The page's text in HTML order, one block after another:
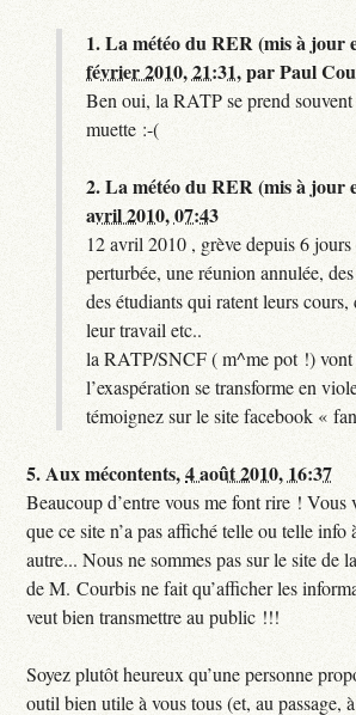
1.La météo du RER (mis à jour
février 2010, 21:31,parPaul
Ben oui, la RATP se prend
muette :-(
2.La météo du RER (mis à jour
avril 2010, 07:43
12 avril 2010 , grève depuis 6
perturbée, une réunion annulée,
des étudiants qui ratent leurs
leur travail etc..
la RATP/SNCF ( m^me pot !) vont
l’exaspération se transforme en
témoignez sur le site facebook «
5.Aux mécontents,4 août 2010, 16:37
Beaucoup d’entre vous me font rire ! Vous
que ce site n’a pas affiché telle ou telle info
autre... Nous ne sommes pas sur le site de
de M. Courbis ne fait qu’afficher les
veut bien transmettre au public !!!
Soyez plutôt heureux qu’une personne
outil bien utile à vous tous (et, au passage,